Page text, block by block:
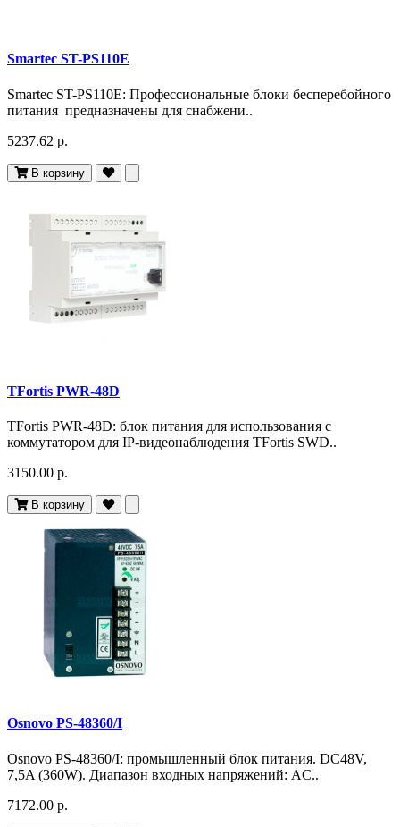
Smartec ST-PS110E
Smartec ST-PS110E: Профессиональные блоки бесперебойного
питания предназначены для снабжени..
5237.62 р.
В корзину
TFortis PWR-48D
TFortis PWR-48D: блок питания для использования с
коммутатором для IP-видеонаблюдения TFortis SWD..
3150.00 р.
В корзину
Osnovo PS-48360/I
Osnovo PS-48360/I: промышленный блок питания. DC48V,
7,5A (360W). Диапазон входных напряжений: AC..
7172.00 р.